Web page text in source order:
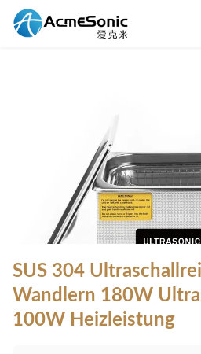
SUS 304
Wandlern 180W
100W Heizleistung